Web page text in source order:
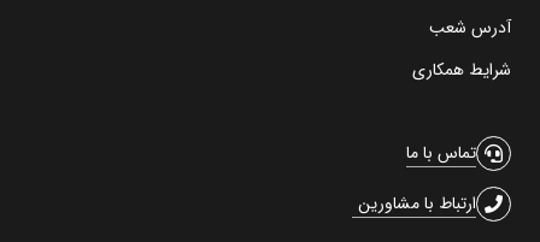
آدرس شعب
شرایط همکاری
تماس با ما
ارتباط با مشاورین